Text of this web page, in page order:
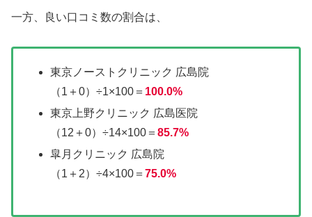
一方、良い口コミ数の割合は、
東京ノーストクリニック 広島院
（1＋0）÷1×100＝ 100.0%
東京上野クリニック 広島医院
（12＋0）÷14×100＝85.7%
皐月クリニック 広島院
（1＋2）÷4×100＝75.0%